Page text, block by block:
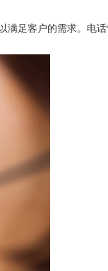
足客户的需求。电